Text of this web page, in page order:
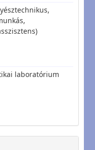
laboratórium